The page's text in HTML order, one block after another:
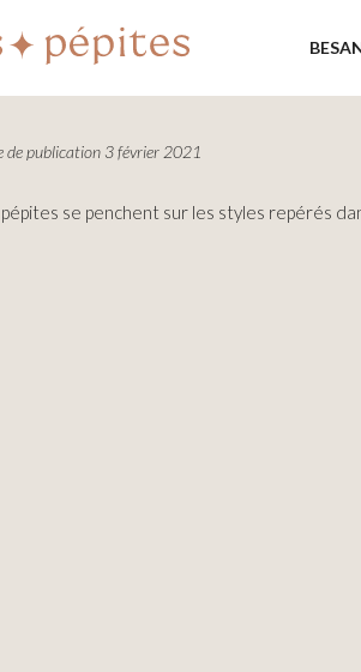
de publication 3 février 2021
pépites se penchent sur les styles repérés